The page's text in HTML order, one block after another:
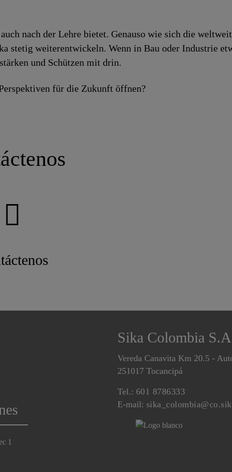
nach der Lehre bietet. Genauso wie sich die
weiterentwickeln. Wenn in Bau oder Industrie
und Schützen mit drin.
für die Zukunft öffnen?
Sika Colombia
Vereda Canavita Km 20.5 -
251017 Tocancipá
Tel.: 601 8786333
E-mail: